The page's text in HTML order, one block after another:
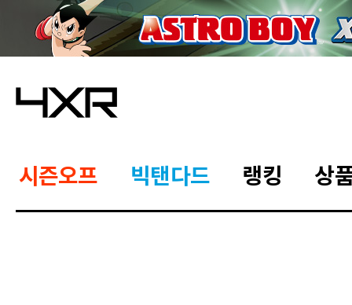
시즌오프 빅탠다드 랭킹 상